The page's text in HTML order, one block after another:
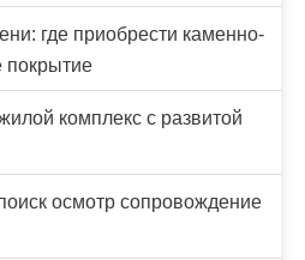
где приобрести каменно-
покрытие
комплекс с развитой
осмотр сопровождение